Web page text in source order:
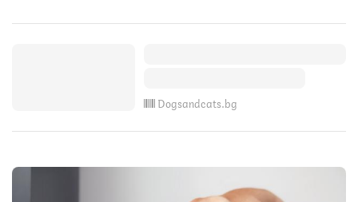
Dogsandcats.bg